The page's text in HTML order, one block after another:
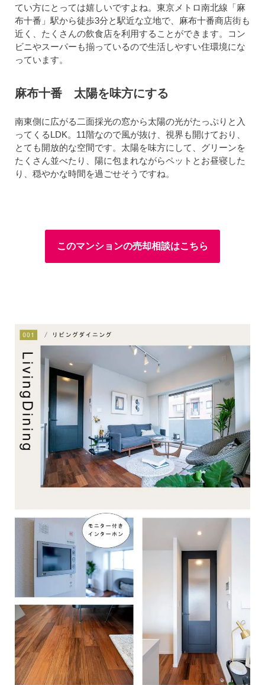
てい方にとっては嬉しいですよね。東京メトロ南北線「麻
布十番」駅から徒歩3分と駅近な立地で、麻布十番商店街も
近く、たくさんの飲食店を利用することができます。コン
ビニやスーパーも揃っているので生活しやすい住環境にな
っています。
麻布十番 太陽を味方にする
南東側に広がる二面採光の窓から太陽の光がたっぷりと入
ってくるLDK。11階なので風が抜け、視界も開けており、
とても開放的な空間です。太陽を味方にして、グリーンを
たくさん並べたり、陽に包まれながらペットとお昼寝した
り、穏やかな時間を過ごせそうですね。
このマンションの売却相談はこちら